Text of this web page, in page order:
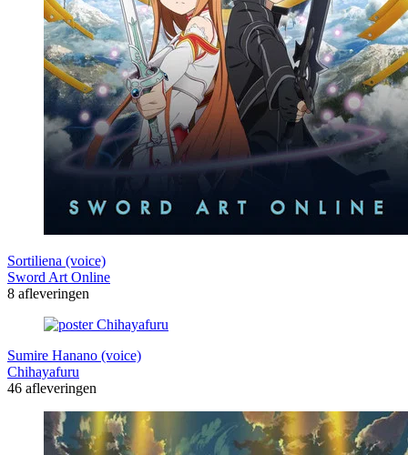
Sortiliena (voice)
Sword Art Online
8 afleveringen
Sumire Hanano (voice)
Chihayafuru
46 afleveringen